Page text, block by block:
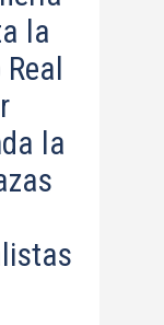
la
la